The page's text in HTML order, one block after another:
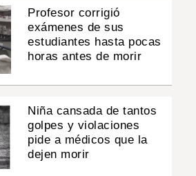
Profesor corrigió
exámenes de sus
estudiantes hasta pocas
horas antes de morir
Niña cansada de tantos
golpes y violaciones
pide a médicos que la
dejen morir